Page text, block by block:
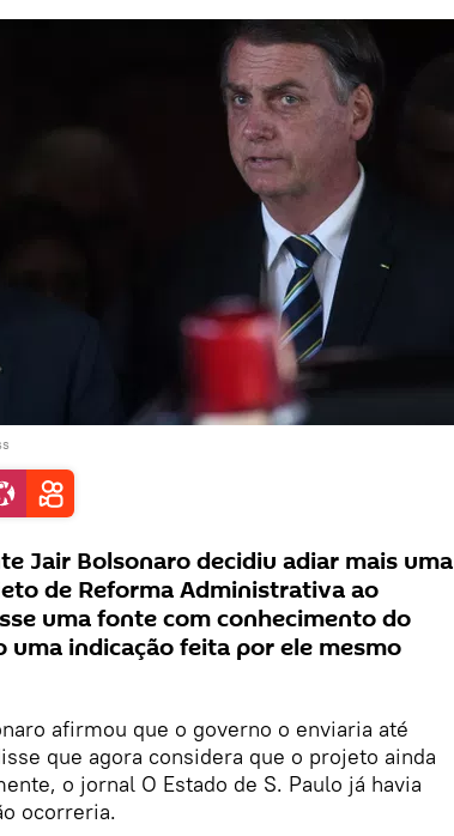
Jair Bolsonaro decidiu adiar mais uma
de Reforma Administrativa ao
uma fonte com conhecimento do
indicação feita por ele mesmo
afirmou que o governo o enviaria até
que agora considera que o projeto ainda
o jornal O Estado de S. Paulo já havia
ocorreria.